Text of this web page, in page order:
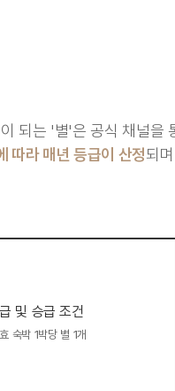
되는 '별'은 공식 채널을
따라 매년 등급이 산정되
및 승급 조건
숙박 1박당 별 1개